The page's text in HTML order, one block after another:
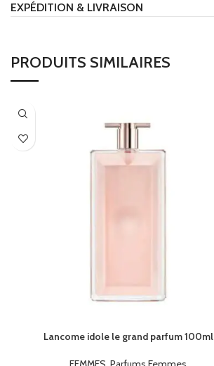
EXPÉDITION & LIVRAISON
PRODUITS SIMILAIRES
Lancome idole le grand parfum 100ml